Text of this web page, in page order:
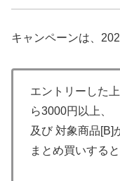
キャンペーンは、
エントリーした
ら3000円以上、
及び 対象商品[B]
まとめ買いする